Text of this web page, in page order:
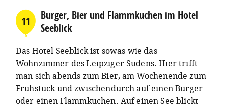
11
Burger, Bier und Flammkuchen im Hotel
Seeblick
Das Hotel Seeblick ist sowas wie das
Wohnzimmer des Leipziger Südens. Hier trifft
man sich abends zum Bier, am Wochenende zum
Frühstück und zwischendurch auf einen Burger
oder einen Flammkuchen. Auf einen See blickt